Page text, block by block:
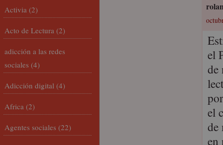
el
de
el
de
en
Activia (2)
Acto de Lectura (2)
adicción a las redes
sociales (4)
Adicción digital (4)
Africa (2)
Agentes sociales (22)